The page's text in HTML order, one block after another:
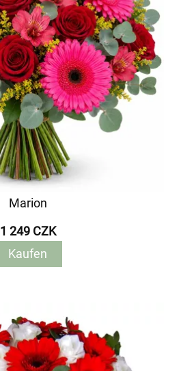
Marion
1 249 CZK
Kaufen